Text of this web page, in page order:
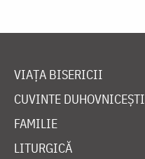
VIAȚA BISERICII
CUVINTE DUHOVNICEȘTI
FAMILIE
LITURGICĂ